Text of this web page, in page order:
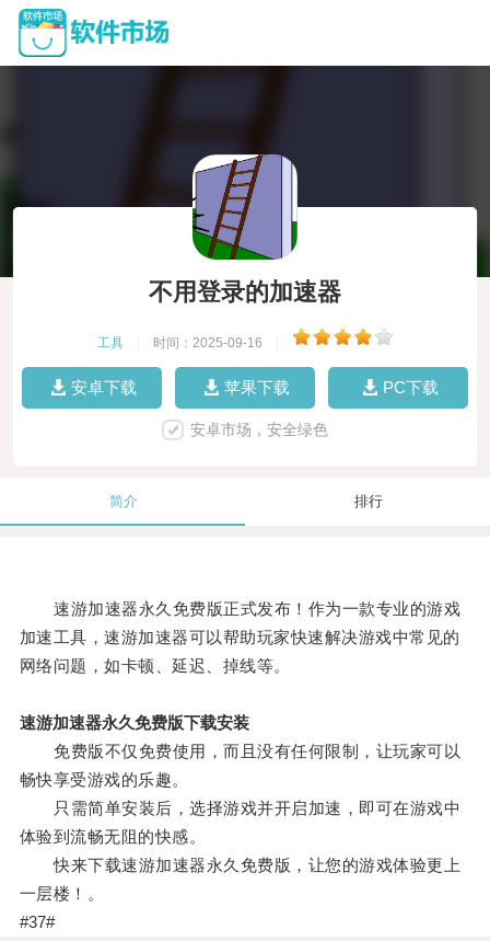
不用登录的加速器
工具 时间：2025-09-16
安卓下载 苹果下载 PC下载
安卓市场，安全绿色
简介 排行
速游加速器永久免费版正式发布！作为一款专业的游戏
加速工具，速游加速器可以帮助玩家快速解决游戏中常见的
网络问题，如卡顿、延迟、掉线等。
速游加速器永久免费版下载安装
免费版不仅免费使用，而且没有任何限制，让玩家可以
畅快享受游戏的乐趣。
只需简单安装后，选择游戏并开启加速，即可在游戏中
体验到流畅无阻的快感。
快来下载速游加速器永久免费版，让您的游戏体验更上
一层楼！。
#37#